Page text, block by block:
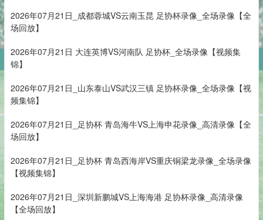
2026年07月21日_成都蓉城VS云南玉昆 足协杯录像_全场录像【全
场回放】
2026年07月21日 大连英博VS河南队 足协杯_全场录像【视频集
锦】
2026年07月21日_山东泰山VS武汉三镇 足协杯录像_全场录像【视
频集锦】
2026年07月21日_足协杯 青岛海牛VS上海申花录像_高清录像【全
场回放】
2026年07月21日_足协杯 青岛西海岸VS重庆铜梁龙录像_全场录像
【视频集锦】
2026年07月21日_深圳新鹏城VS上海海港 足协杯录像_高清录像
【全场回放】